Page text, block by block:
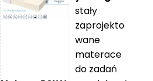
stały
zaprojekto
wane
materace
do zadań